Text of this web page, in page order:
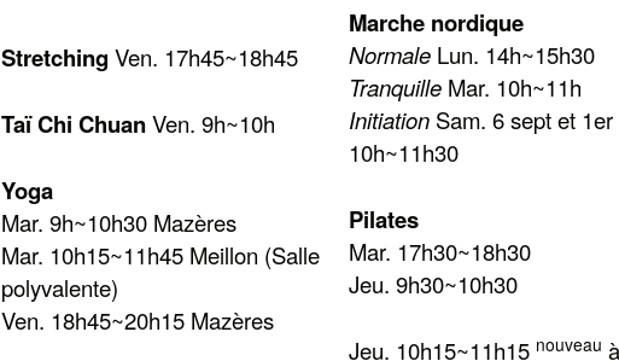
Stretching Ven. 17h45~18h45
Taï Chi ChuanVen. 9h~10h
Yoga
Mar. 9h~10h30 Mazères
Mar. 10h15~11h45 Meillon (Salle
polyvalente)
Ven. 18h45~20h15 Mazères
Marche nordique
Normale Lun. 14h~15h30
Tranquille Mar. 10h~11h
Initiation Sam. 6 sept et
10h~11h30
Pilates
Mar. 17h30~18h30
Jeu. 9h30~10h30
Jeu. 10h15~11h15 nouveau